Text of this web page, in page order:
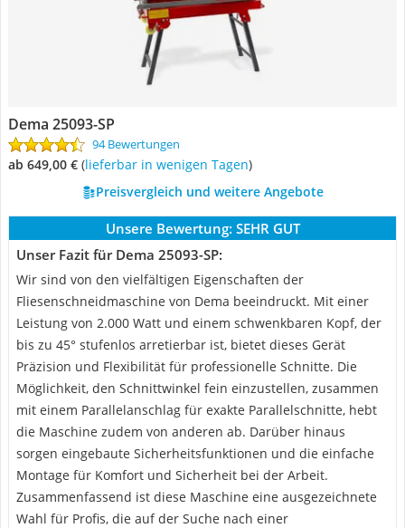
Dema ‎25093-SP
94 Bewertungen
ab 649,00 € ( Lieferbar in wenigen Tagen)
Preisvergleich und weitere Angebote
Unsere Bewertung: SEHR GUT
Unser Fazit für Dema ‎25093-SP:
Wir sind von den vielfältigen Eigenschaften der
Fliesenschneidmaschine von Dema beeindruckt. Mit einer
Leistung von 2.000 Watt und einem schwenkbaren Kopf, der
bis zu 45° stufenlos arretierbar ist, bietet dieses Gerät
Präzision und Flexibilität für professionelle Schnitte. Die
Möglichkeit, den Schnittwinkel fein einzustellen, zusammen
mit einem Parallelanschlag für exakte Parallelschnitte, hebt
die Maschine zudem von anderen ab. Darüber hinaus
sorgen eingebaute Sicherheitsfunktionen und die einfache
Montage für Komfort und Sicherheit bei der Arbeit.
Zusammenfassend ist diese Maschine eine ausgezeichnete
Wahl für Profis, die auf der Suche nach einer